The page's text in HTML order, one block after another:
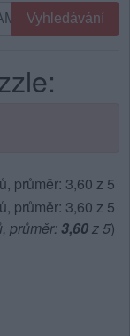
Vyhledávání
průměr:3,60z 5)